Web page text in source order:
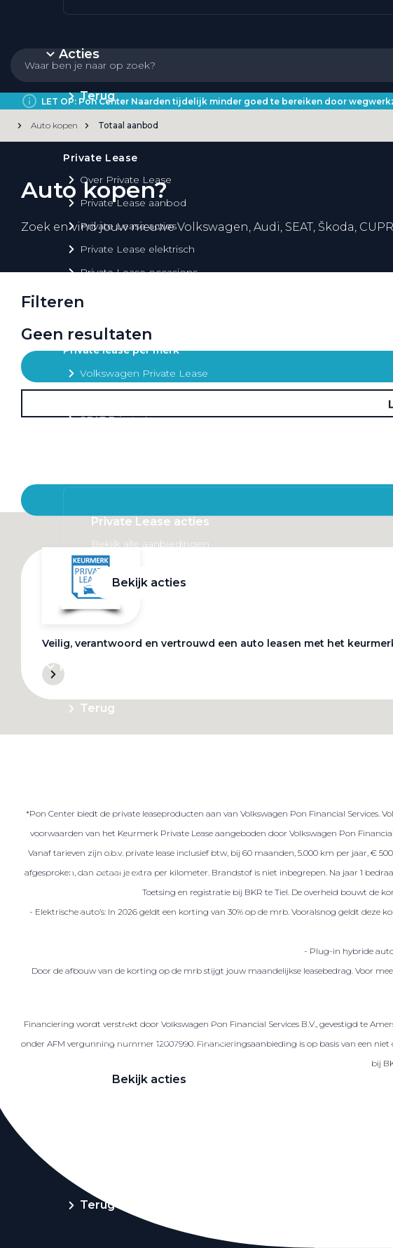
Acties
Terug
Private Lease
Over Private Lease
Private Lease aanbod
Private Lease acties
Private Lease elektrisch
Private Lease occasions
Private lease per merk
Volkswagen Private Lease
SEAT Private Lease
Private Lease acties
Bekijk alle aanbiedingen
Bekijk acties
Private Lease
Terug
Leasevormen
Lease acties
Zakelijke Lease acties
Profiteer van zakelijk voordeel
Bekijk acties
Terug
LET OP: Pon Center Naarden tijdelijk minder goed te bereiken door
Auto kopen Totaal aanbod
Auto kopen?
Zoek en vind jouw nieuwe Volkswagen, Audi, SEAT, Škoda,
Filteren
Geen resultaten
Veilig, verantwoord en vertrouwd een auto leasen met het
*Pon Center biedt de private leaseproducten aan van Volkswagen Pon Financial Services.
voorwaarden van het Keurmerk Private Lease aangeboden door Volkswagen Pon
Vanaf tarieven zijn o.b.v. private lease inclusief btw, bij 60 maanden, 5.000 km per jaar, €
afgesproken, dan betaal je extra per kilometer. Brandstof is niet inbegrepen. Na jaar 1
Toetsing en registratie bij BKR te Tiel. De overheid bouwt de
- Elektrische auto’s: In 2026 geldt een korting van 30% op de mrb. Vooralsnog geldt deze
- Plug-in hybride
Door de afbouw van de korting op de mrb stijgt jouw maandelijkse leasebedrag. Voor
Financiering wordt verstrekt door Volkswagen Pon Financial Services B.V., gevestigd te
onder AFM vergunning nummer 12007990. Financieringsaanbieding is op basis van een
bij